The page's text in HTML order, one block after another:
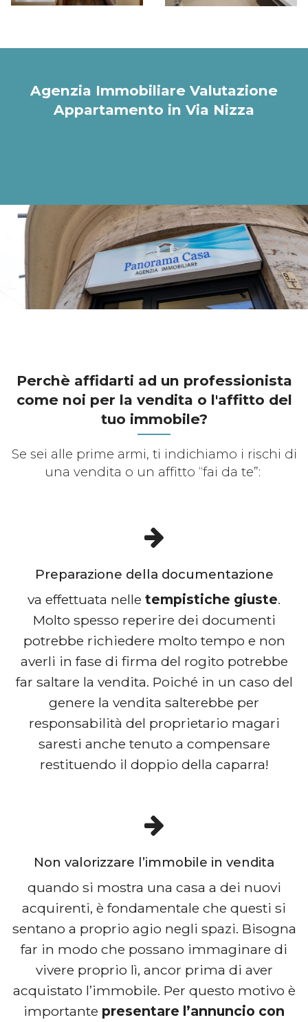
Agenzia Immobiliare Valutazione
Appartamento in Via Nizza
Perchè affidarti ad un professionista
come noi per la vendita o l'affitto del
tuo immobile?
Se sei alle prime armi, ti indichiamo i rischi di
una vendita o un affitto “fai da te”:
Preparazione della documentazione
va effettuata nelle tempistiche giuste.
Molto spesso reperire dei documenti
potrebbe richiedere molto tempo e non
averli in fase di firma del rogito potrebbe
far saltare la vendita. Poiché in un caso del
genere la vendita salterebbe per
responsabilità del proprietario magari
saresti anche tenuto a compensare
restituendo il doppio della caparra!
Non valorizzare l’immobile in vendita
quando si mostra una casa a dei nuovi
acquirenti, è fondamentale che questi si
sentano a proprio agio negli spazi. Bisogna
far in modo che possano immaginare di
vivere proprio lì, ancor prima di aver
acquistato l’immobile. Per questo motivo è
importante presentare l’annuncio con